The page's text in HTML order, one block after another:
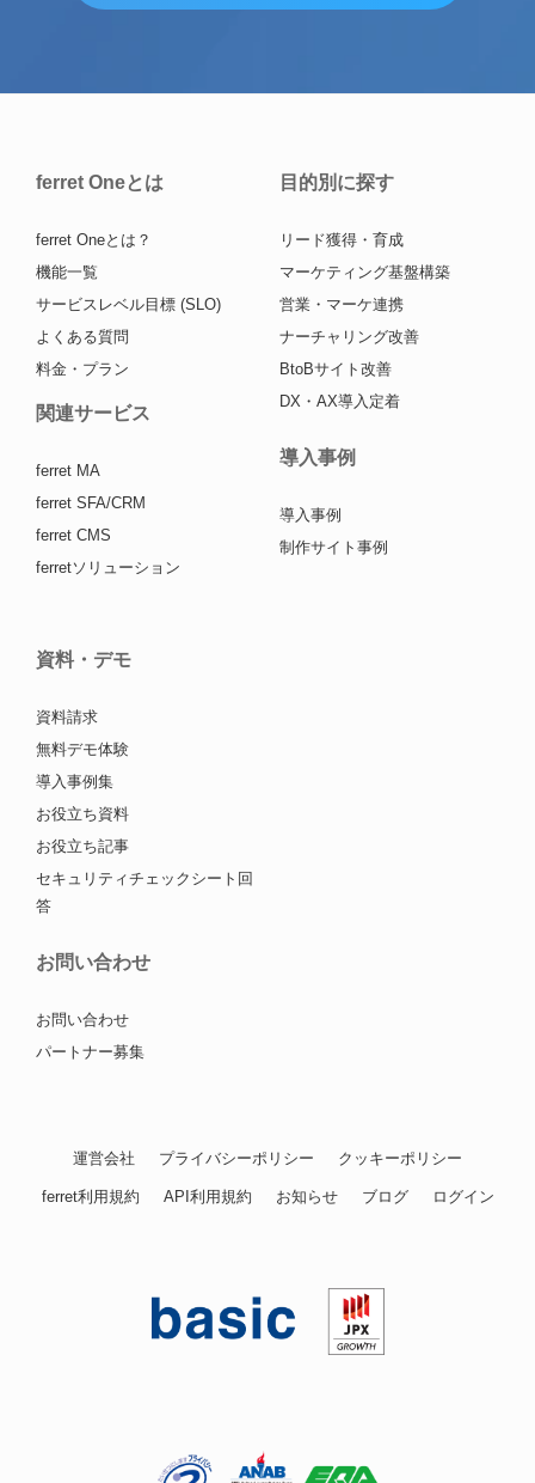
ferret Oneとは
ferret Oneとは？
機能一覧
サービスレベル目標 (SLO)
よくある質問
料金・プラン
関連サービス
ferret MA
ferret SFA/CRM
ferret CMS
ferretソリューション
目的別に探す
リード獲得・育成
マーケティング基盤構築
営業・マーケ連携
ナーチャリング改善
BtoBサイト改善
DX・AX導入定着
導入事例
導入事例
制作サイト事例
資料・デモ
資料請求
無料デモ体験
導入事例集
お役立ち資料
お役立ち記事
セキュリティチェックシート回
答
お問い合わせ
お問い合わせ
パートナー募集
運営会社 プライバシーポリシー クッキーポリシー
ferret利用規約 API利用規約 お知らせ ブログ ログイン